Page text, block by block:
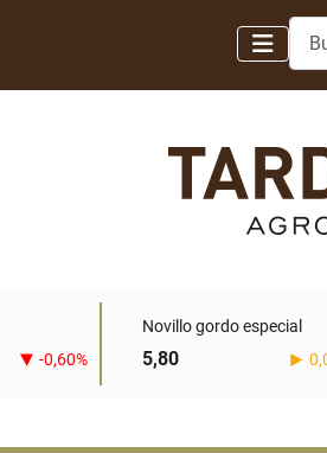
-0,60%
Novillo gordo especial
5,80